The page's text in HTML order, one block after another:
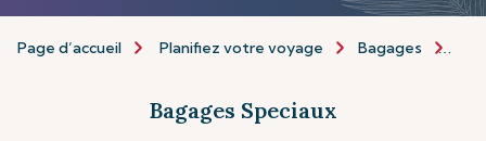
Page d’accueil Planifiez votre voyage Bagages
Bagages Speciaux